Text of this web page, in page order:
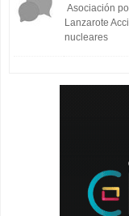
Asociación
Lanzarote
nucleares